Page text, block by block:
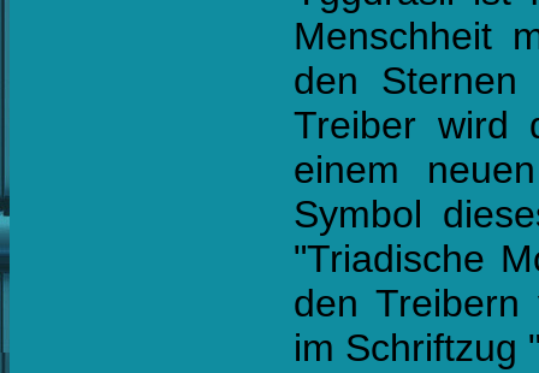
Menschheit
den Sternen
Treiber wird
einem
Symbol
"Triadische
den Treibern
im Schriftzug